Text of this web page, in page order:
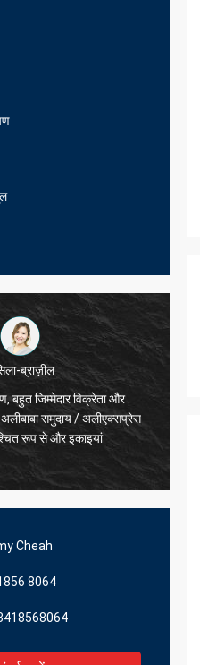
फ्रांस
लेनदेन और तेजी से वितरण समय
Cheah
8064